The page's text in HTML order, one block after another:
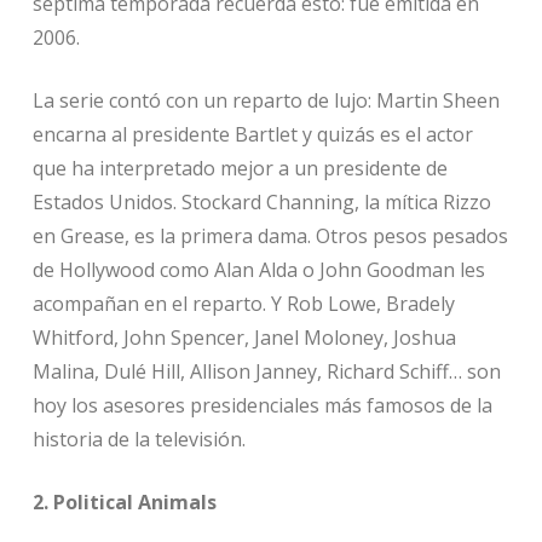
2006.
La serie contó con un reparto de lujo: Martin Sheen
encarna al presidente Bartlet y quizás es el actor
que ha interpretado mejor a un presidente de
Estados Unidos. Stockard Channing, la mítica Rizzo
en Grease, es la primera dama. Otros pesos pesados
de Hollywood como Alan Alda o John Goodman les
acompañan en el reparto. Y Rob Lowe, Bradely
Whitford, John Spencer, Janel Moloney, Joshua
Malina, Dulé Hill, Allison Janney, Richard Schiff… son
hoy los asesores presidenciales más famosos de la
historia de la televisión.
2. Political Animals